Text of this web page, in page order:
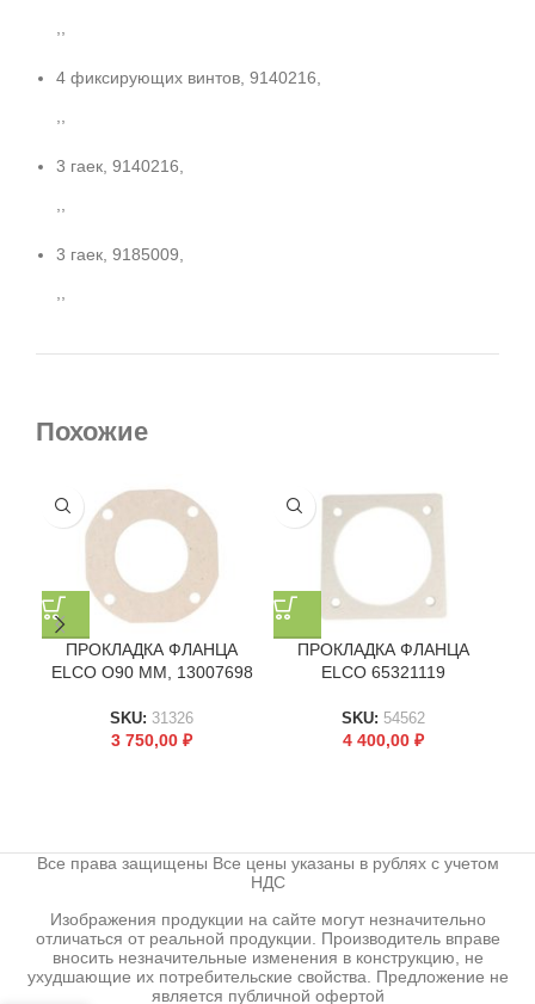
4 фиксирующих винтов, 9140216,
3 гаек, 9140216,
3 гаек, 9185009,
Похожие
ПРОКЛАДКА ФЛАНЦА
ELCO O90 ММ, 13007698
SKU: 31326
3 750,00 ₽
ПРОКЛАДКА ФЛАНЦА
ELCO 65321119
SKU: 54562
4 400,00 ₽
Все права защищены Все цены указаны в рублях с учетом
НДС
Изображения продукции на сайте могут незначительно
отличаться от реальной продукции. Производитель вправе
вносить незначительные изменения в конструкцию, не
ухудшающие их потребительские свойства. Предложение не
является публичной офертой